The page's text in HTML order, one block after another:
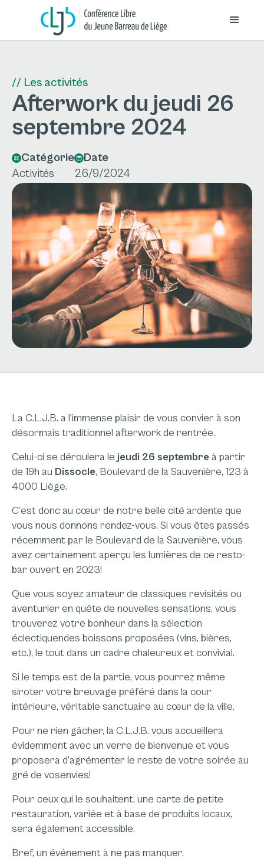
// Les activités
Afterwork du jeudi 26
septembre 2024
Catégorie
Activités
Date
26/9/2024
La C.L.J.B. a l’immense plaisir de vous convier à son
désormais traditionnel afterwork de rentrée.
Celui-ci se déroulera le jeudi 26 septembre à partir
de 19h au Dissocle, Boulevard de la Sauvenière, 123 à
4000 Liège.
C’est donc au cœur de notre belle cité ardente que
vous nous donnons rendez-vous. Si vous êtes passés
récemment par le Boulevard de la Sauvenière, vous
avez certainement aperçu les lumières de ce resto-
bar ouvert en 2023!
Que vous soyez amateur de classiques revisités ou
aventurier en quête de nouvelles sensations, vous
trouverez votre bonheur dans la sélection
éclectiquendes boissons proposées (vins, bières,
etc.), le tout dans un cadre chaleureux et convivial.
Si le temps est de la partie, vous pourrez même
siroter votre breuvage préféré dans la cour
intérieure, véritable sanctuaire au cœur de la ville.
Pour ne rien gâcher, la C.L.J.B. vous accueillera
évidemment avec un verre de bienvenue et vous
proposera d’agrémenter le reste de votre soirée au
gré de vosenvies!
Pour ceux qui le souhaitent, une carte de petite
restauration, variée et à base de produits locaux,
sera également accessible.
Bref, un événement à ne pas manquer.